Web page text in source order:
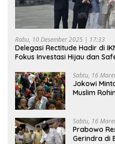
Rabu, 10 Desember 2025 | 17:33
Delegasi Rectitude Hadir di
Fokus Investasi Hijau dan
Sabtu, 16
Jokowi
Muslim
Sabtu, 16
Prabowo
Gerindra di